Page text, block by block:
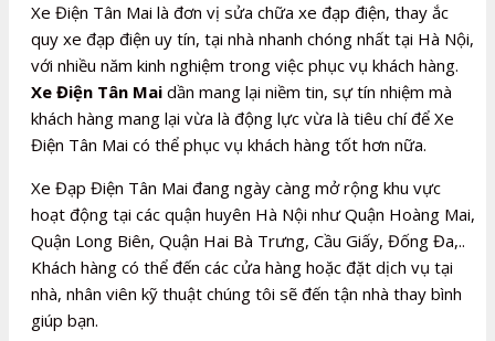
Xe Điện Tân Mai là đơn vị sửa chữa xe đạp điện, thay ắc
quy xe đạp điện uy tín, tại nhà nhanh chóng nhất tại Hà Nội,
với nhiều năm kinh nghiệm trong việc phục vụ khách hàng.
Xe Điện Tân Mai dần mang lại niềm tin, sự tín nhiệm mà
khách hàng mang lại vừa là động lực vừa là tiêu chí để Xe
Điện Tân Mai có thể phục vụ khách hàng tốt hơn nữa.
Xe Đạp Điện Tân Mai đang ngày càng mở rộng khu vực
hoạt động tại các quận huyên Hà Nội như Quận Hoàng Mai,
Quận Long Biên, Quận Hai Bà Trưng, Cầu Giấy, Đống Đa,..
Khách hàng có thể đến các cửa hàng hoặc đặt dịch vụ tại
nhà, nhân viên kỹ thuật chúng tôi sẽ đến tận nhà thay bình
giúp bạn.